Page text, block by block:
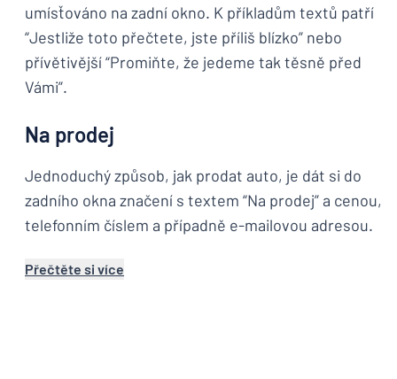
umísťováno na zadní okno. K příkladům textů patří
“Jestliže toto přečtete, jste příliš blízko” nebo
přívětivější “Promiňte, že jedeme tak těsně před
Vámi”.
Na prodej
Jednoduchý způsob, jak prodat auto, je dát si do
zadního okna značení s textem “Na prodej” a cenou,
telefonním číslem a případně e-mailovou adresou.
Přečtěte si více